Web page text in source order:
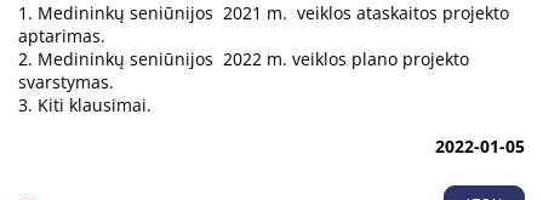
1. Medininkų seniūnijos 2021 m. veiklos ataskaitos projekto
aptarimas.
2. Medininkų seniūnijos 2022 m. veiklos plano projekto
svarstymas.
3. Kiti klausimai.
2022-01-05